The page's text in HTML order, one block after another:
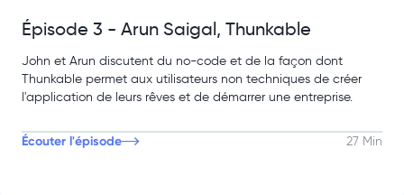
Épisode 3 - Arun Saigal, Thunkable
John et Arun discutent du no-code et de la façon dont
Thunkable permet aux utilisateurs non techniques de créer
l'application de leurs rêves et de démarrer une entreprise.
Écouter l'épisode 27 Min